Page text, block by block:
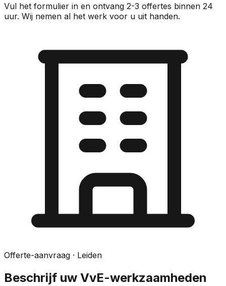
Vul het formulier in en ontvang 2-3 offertes binnen 24
uur. Wij nemen al het werk voor u uit handen.
Offerte-aanvraag · Leiden
Beschrijf uw VvE-werkzaamheden